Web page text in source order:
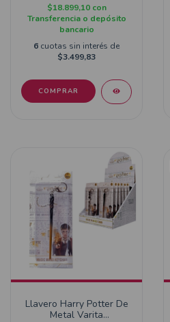
$18.899,10 con
Transferencia o depósito
bancario
6 cuotas sin interés de
$3.499,83
Llavero Harry Potter De
Metal Varita